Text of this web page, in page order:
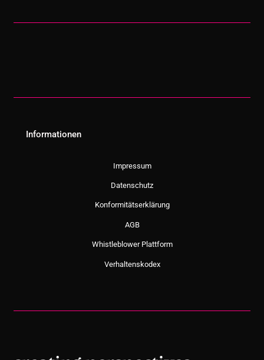
Informationen
Impressum
Datenschutz
Konformitätserklärung
AGB
Whistleblower Plattform
Verhaltenskodex